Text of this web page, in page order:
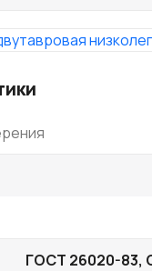
ГОСТ 26020-83,